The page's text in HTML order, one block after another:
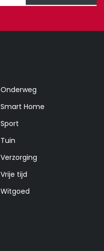
Onderweg
Smart Home
Sport
Tuin
Verzorging
Vrije tijd
Witgoed